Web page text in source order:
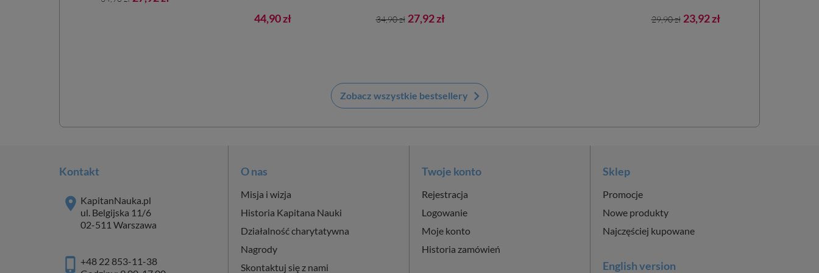
Cena
44,90 zł
Cena
34,90 zł Cena
27,92 zł
Cena
29,90 zł Cena
23,92 zł
Zobacz wszystkie bestsellery keyboard_arrow_right
Kontakt
KapitanNauka.pl
ul. Belgijska 11/6
02-511 Warszawa
+48 22 853-11-38
O nas
Misja i wizja
Historia Kapitana Nauki
Działalność charytatywna
Nagrody
Skontaktuj się z nami
Twoje konto
Rejestracja
Logowanie
Moje konto
Historia zamówień
Sklep
Promocje
Nowe produkty
Najczęściej kupowane
English version